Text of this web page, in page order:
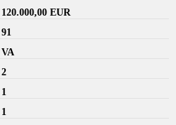
120.000,00 EUR
91
VA
2
1
1